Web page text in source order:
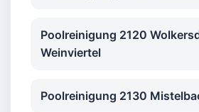
Poolreinigung 2120
Weinviertel
Poolreinigung 2130